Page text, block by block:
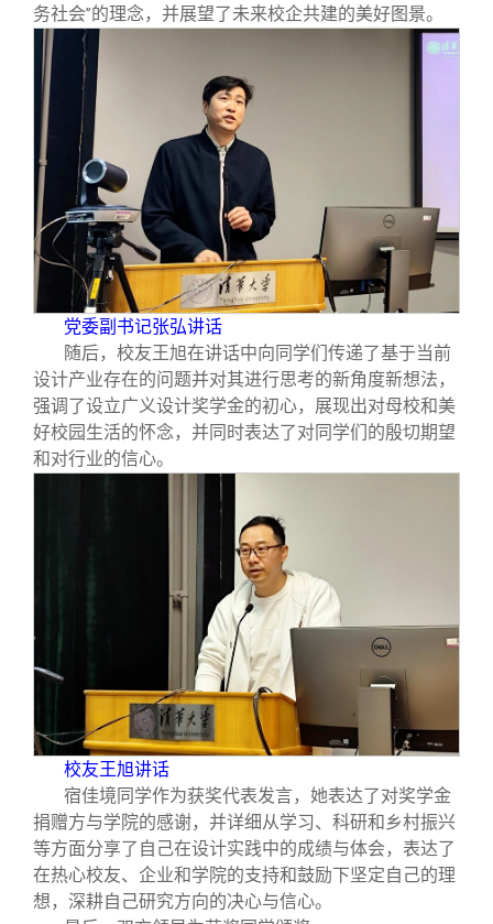
务社会”的理念，并展望了未来校企共建的美好图景。
党委副书记张弘讲话
随后，校友王旭在讲话中向同学们传递了基于当前
设计产业存在的问题并对其进行思考的新角度新想法，
强调了设立广义设计奖学金的初心，展现出对母校和美
好校园生活的怀念，并同时表达了对同学们的殷切期望
和对行业的信心。
校友王旭讲话
宿佳境同学作为获奖代表发言，她表达了对奖学金
捐赠方与学院的感谢，并详细从学习、科研和乡村振兴
等方面分享了自己在设计实践中的成绩与体会，表达了
在热心校友、企业和学院的支持和鼓励下坚定自己的理
想，深耕自己研究方向的决心与信心。